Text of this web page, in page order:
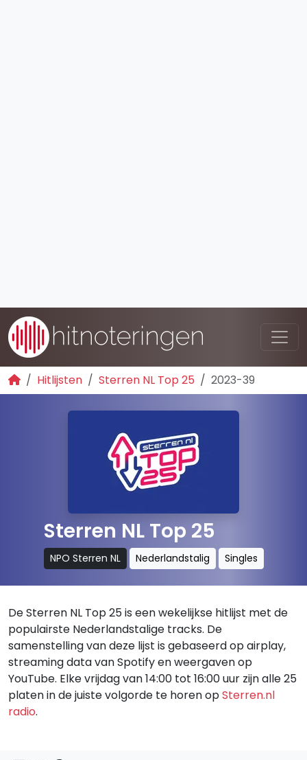
Hitlijsten Sterren NL Top 25 2023-39
Sterren NL Top 25
NPO Sterren NL Nederlandstalig Singles
De Sterren NL Top 25 is een wekelijkse hitlijst met de
populairste Nederlandstalige tracks. De
samenstelling van deze lijst is gebaseerd op airplay,
streaming data van Spotify en weergaven op
YouTube. Elke vrijdag van 14:00 tot 16:00 uur zijn alle 25
platen in de juiste volgorde te horen opSterren.nl
radio.